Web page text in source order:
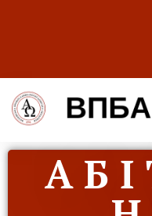
А Б І